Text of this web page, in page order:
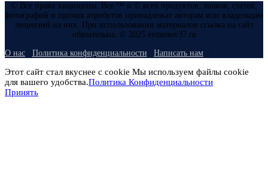
© Все права защищены. Все ™ и © всех продуктов, знаков, статей,
фотографий и прочих атрибутов принадлежат авторам или владельцам
лицензий на них. При использовании материалов ссылка на сайт
обязательна. © 2025 evmenov37.ru
О нас Политика конфиденциальности Написать нам
Этот сайт стал вкуснее с cookie Мы используем файлы cookie
для вашего удобства.Политика Конфиденциальности
Принять